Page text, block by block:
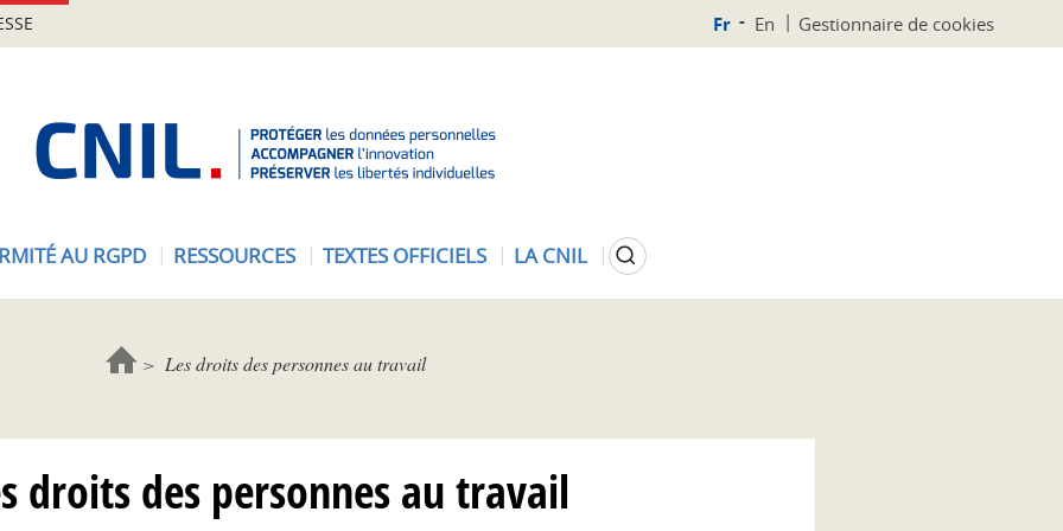
Fr En Gestionnaire de cookies
AU RGPD RESSOURCES TEXTES OFFICIELS LA CNIL Rechercher
Les droits des personnes au travail
droits des personnes au travail